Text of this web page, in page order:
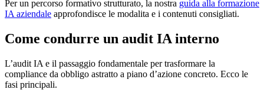
Per un percorso formativo strutturato, la nostra guida alla formazione
IA aziendale approfondisce le modalita e i contenuti consigliati.
Come condurre un audit IA interno
L’audit IA e il passaggio fondamentale per trasformare la
compliance da obbligo astratto a piano d’azione concreto. Ecco le
fasi principali.